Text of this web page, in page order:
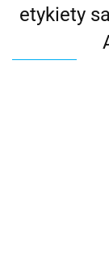
etykiety